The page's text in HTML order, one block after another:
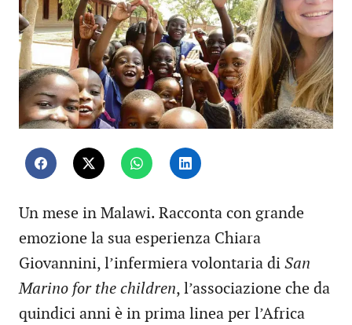
Un mese in Malawi. Racconta con grande
emozione la sua esperienza Chiara
Giovannini, l’infermiera volontaria di San
Marino for the children, l’associazione che da
quindici anni è in prima linea per l’Africa